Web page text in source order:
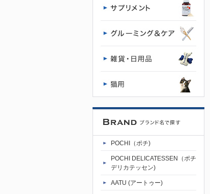
専門店・通
販 POCHI -
ポチ公式サ
イト
POCHI（ポチ)
POCHI DELICATESSEN（ポチ
デリカテッセン)
AATU (アートゥー)